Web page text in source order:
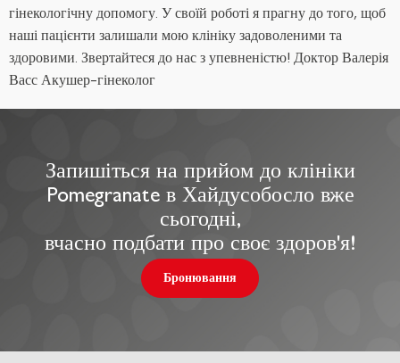
гінекологічну допомогу. У своїй роботі я прагну до того, щоб
наші пацієнти залишали мою клініку задоволеними та
здоровими. Звертайтеся до нас з упевненістю! Доктор Валерія
Васс Акушер-гінеколог
Запишіться на прийом до клініки
Pomegranate в Хайдусобосло вже
сьогодні,
вчасно подбати про своє здоров'я!
Бронювання